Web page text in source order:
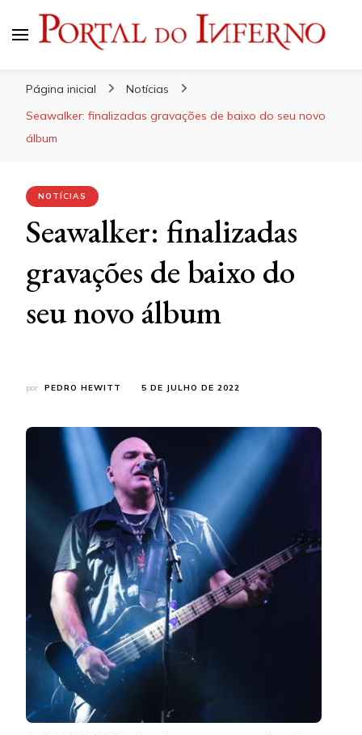
Página inicial
Notícias
Seawalker: finalizadas gravações de baixo do seu novo
álbum
NOTÍCIAS
Seawalker: finalizadas
gravações de baixo do
seu novo álbum
por PEDRO HEWITT 5 DE JULHO DE 2022